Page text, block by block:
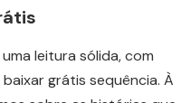
leitura sólida, com
grátis sequência. À